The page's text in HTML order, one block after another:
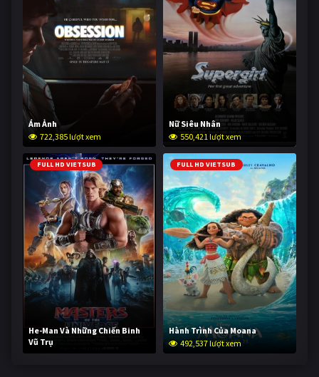
Ám Ảnh
722,385 lượt xem
Nữ Siêu Nhân
550,421 lượt xem
FULL HD VIETSUB
He-Man Và Những Chiến Binh
Vũ Trụ
241,443 lượt xem
FULL HD VIETSUB
Hành Trình Của Moana
492,537 lượt xem